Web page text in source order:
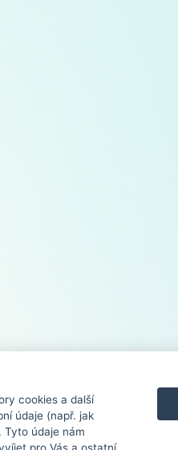
cookies a další
údaje (např. jak
Tyto údaje nám